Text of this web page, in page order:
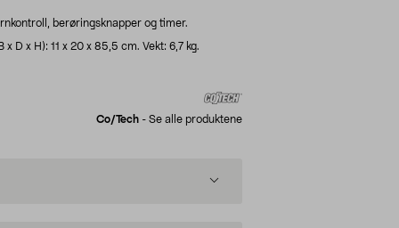
berøringsknapper og timer.
D x H): 11 x 20 x 85,5 cm. Vekt: 6,7 kg.
Co/tech - Se alle produktene